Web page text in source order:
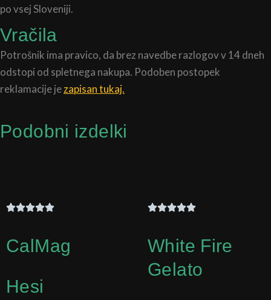
po vsej Sloveniji.
Vračila
Potrošnik ima pravico, da brez navedbe razlogov v 14 dneh
odstopi od spletnega nakupa. Podoben postopek
reklamacije jezapisan tukaj.
Podobni izdelki
CalMag
Hesi
White Fire
Gelato